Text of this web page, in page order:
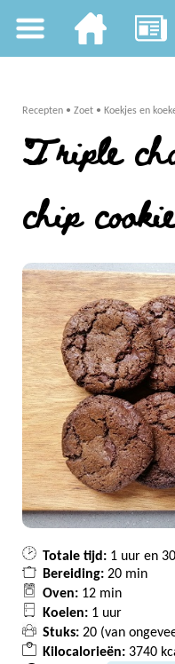
Recepten • Zoet • Koekjes en
Triple
chip
Totale tijd: 1 uur en
Bereiding: 20 min
Oven: 12 min
Koelen: 1 uur
Stuks: 20 (van
Kilocalorieën: 3740